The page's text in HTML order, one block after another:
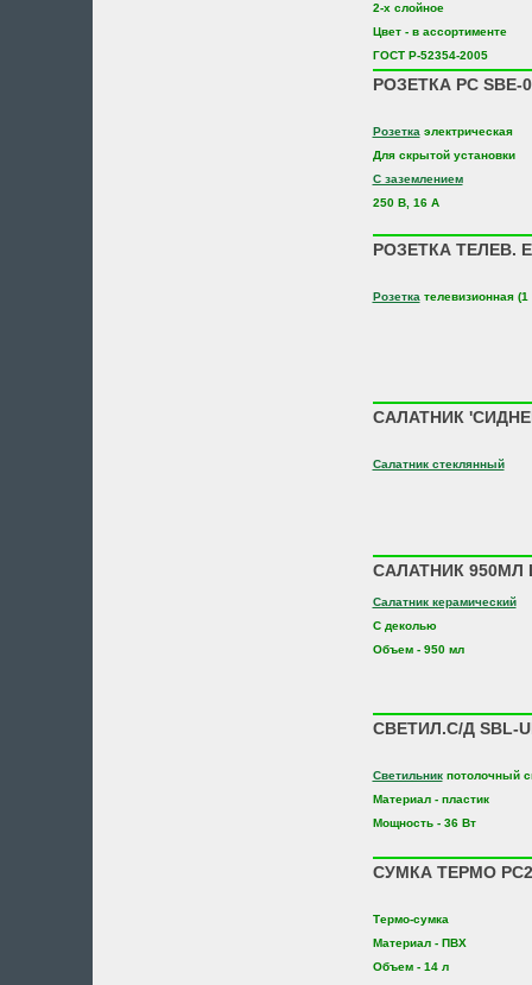
2-х слойное
Цвет - в ассортименте
ГОСТ Р-52354-2005
РОЗЕТКА РС SBE-
Розетка электрическая
Для скрытой установки
С заземлением
250 В, 16 А
РОЗЕТКА ТЕЛЕВ.
Розетка телевизионная (1
САЛАТНИК
Салатник стеклянный
САЛАТНИК 950МЛ
Салатник керамический
С деколью
Объем - 950 мл
СВЕТИЛ.С/Д SBL-
Светильникпотолочный
Материал - пластик
Мощность - 36 Вт
СУМКА ТЕРМО
Термо-сумка
Материал - ПВХ
Объем - 14 л